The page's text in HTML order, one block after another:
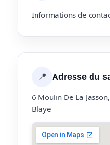
Informations de
📍 Adresse du
6 Moulin De La
Blaye